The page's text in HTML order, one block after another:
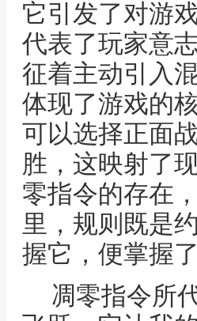
它引发了对游
代表了玩家意
征着主动引入
体现了游戏的
可以选择正面
胜，这映射了
零指令的存在
里，规则既是
握它，便掌握
凋零指令所